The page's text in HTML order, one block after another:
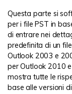
Questa parte si
per i file PST in
di entrare nei
predefinita di un
Outlook 2003 e
per Outlook 2010
mostra tutte le
base alle versioni